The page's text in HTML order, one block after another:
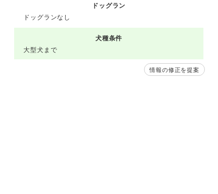
ドッグラン
ドッグランなし
犬種条件
大型犬まで
情報の修正を提案